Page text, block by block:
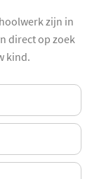
zijn in
direct op zoek
kind.